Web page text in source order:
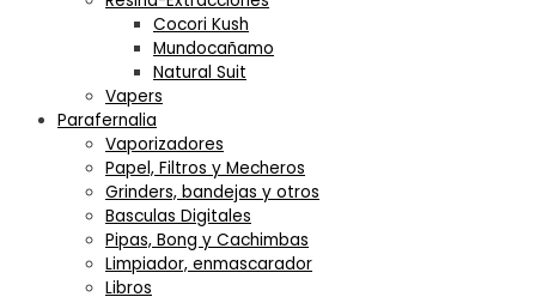
Cocori Kush
Mundocañamo
Natural Suit
Vapers
Parafernalia
Vaporizadores
Papel, Filtros y Mecheros
Grinders, bandejas y otros
Basculas Digitales
Pipas, Bong y Cachimbas
Limpiador, enmascarador
Libros